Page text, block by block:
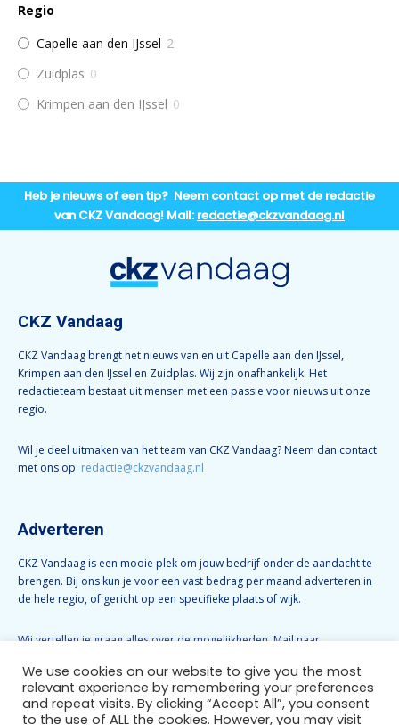
Regio
Capelle aan den IJssel 2
Zuidplas 0
Krimpen aan den IJssel 0
Heb je nieuws of een tip? Neem contact op met de redactie
van CKZ Vandaag! Mail: redactie@ckzvandaag.nl
CKZ Vandaag
CKZ Vandaag brengt het nieuws van en uit Capelle aan den IJssel,
Krimpen aan den IJssel en Zuidplas. Wij zijn onafhankelijk. Het
redactieteam bestaat uit mensen met een passie voor nieuws uit onze
regio.
Wil je deel uitmaken van het team van CKZ Vandaag? Neem dan contact
met ons op: redactie@ckzvandaag.nl
Adverteren
CKZ Vandaag is een mooie plek om jouw bedrijf onder de aandacht te
brengen. Bij ons kun je voor een vast bedrag per maand adverteren in
de hele regio, of gericht op een specifieke plaats of wijk.
Wij vertellen je graag alles over de mogelijkheden. Mail naar
Volg CKZ Vandaag
We use cookies on our website to give you the most
relevant experience by remembering your preferences
and repeat visits. By clicking “Accept All”, you consent
to the use of ALL the cookies. However, you may visit